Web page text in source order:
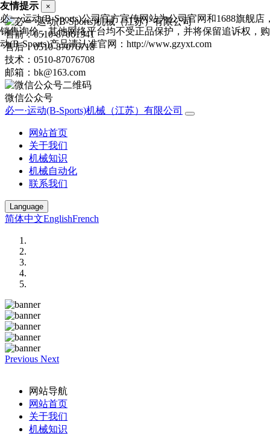
售前：0510-87061341
售后：0510-87076718
技术：0510-87076708
邮箱：bk@163.com
微信公众号
必一·运动(B-Sports)机械（江苏）有限公司
网站首页
关于我们
机械知识
机械自动化
联系我们
Language
简体中文EnglishFrench
Previous Next
网站导航
网站首页
关于我们
机械知识
友情提示 ×
必一·运动(B-Sports)公司官方宣传网站为公司官网和1688旗舰店
销售询价，其他网络平台均不受正品保护，并将保留追诉权，
动(B-Sports)产品请认准官网：http://www.gzyxt.com